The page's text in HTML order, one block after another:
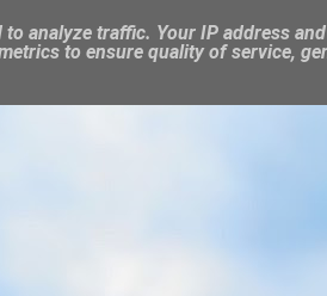
analyze traffic. Your IP address
to ensure quality of service,